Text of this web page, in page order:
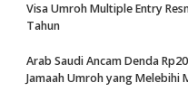
Visa Umroh Multiple Entry
Tahun
Arab Saudi Ancam Denda
Jamaah Umroh yang Melebihi